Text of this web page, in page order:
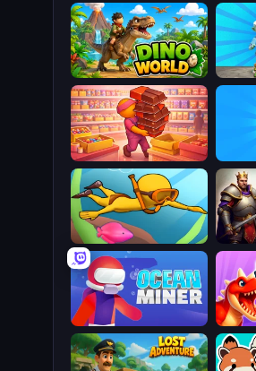
Dino World
Candy Packing Store
My Crystal Underwater
Idle Dino Farm Tycoon Simulator 3D
Ocean Miner